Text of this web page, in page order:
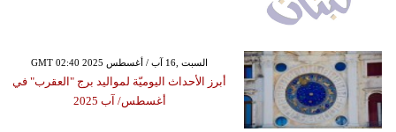
GMT 02:40 2025 السبت ,16 آب / أغسطس
أبرز الأحداث اليوميّة لمواليد برج "العقرب" في
أغسطس/ آب 2025